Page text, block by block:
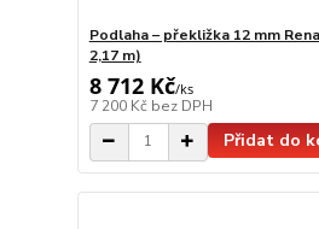
Podlaha – překližka 12 mm
2,17 m)
8 712 Kč/ks
7 200 Kč bez DPH
Přidat do